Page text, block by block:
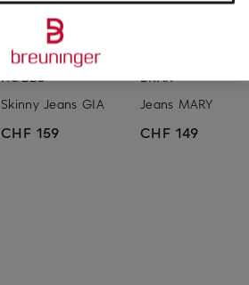
HOBBS
Skinny Jeans GIA
CHF 159
BRAX
Jeans MARY
CHF 149